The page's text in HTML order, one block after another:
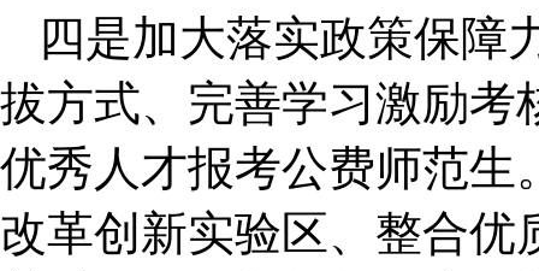
四是加大落实政策保障
拔方式、完善学习激励考
优秀人才报考公费师范生
改革创新实验区、整合优